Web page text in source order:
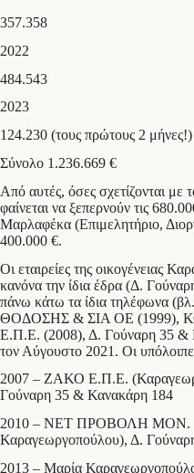
357.358
2022
484.543
2023
124.230 (τους πρώτους 2 μήνες!)
Σύνολο 1.236.669 €
Από αυτές, όσες σχετίζονται
φαίνεται να ξεπερνούν τις
Μαρλαφέκα (Επιμελητήριο,
400.000 €.
Οι εταιρείες της οικογένειας
κανόνα την ίδια έδρα (Δ.
πάνω κάτω τα ίδια τηλέφωνα (βλ.
ΘΟΔΟΣΗΣ & ΣΙΑ ΟΕ (1999),
Ε.Π.Ε. (2008), Δ. Γούναρη 35 &
τον Αύγουστο 2021. Οι
2007 – ΖΑΚΟ Ε.Π.Ε.
Γούναρη 35 & Κανακάρη 184
2010 – ΝΕΤ ΠΡΟΒΟΛΗ ΜΟΝ.
Καραγεωργοπούλου), Δ.
2013 – Μαρία